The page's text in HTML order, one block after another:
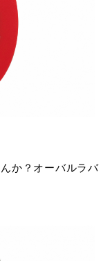
か？オーバルラバ